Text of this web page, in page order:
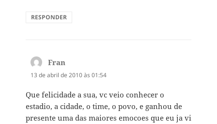
RESPONDER
Frandisse:
13 de abril de 2010 às 01:54
Que felicidade a sua, vc veio conhecer o
estadio, a cidade, o time, o povo, e ganhou de
presente uma das maiores emocoes que eu ja vi